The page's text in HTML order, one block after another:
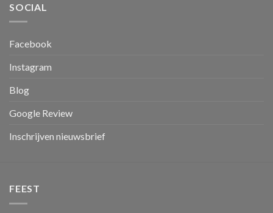
SOCIAL
Facebook
Instagram
Blog
Google Review
Inschrijven nieuwsbrief
FEEST